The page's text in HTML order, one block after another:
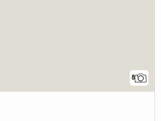
8